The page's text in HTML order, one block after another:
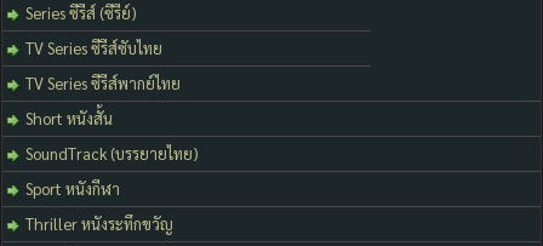
Series ซีรีส์ (ซีรีย์)
TV Series ซีรีส์ซับไทย
TV Series ซีรีส์พากย์ไทย
Short หนังสั้น
SoundTrack (บรรยายไทย)
Sport หนังกีฬา
Thriller หนังระทึกขวัญ